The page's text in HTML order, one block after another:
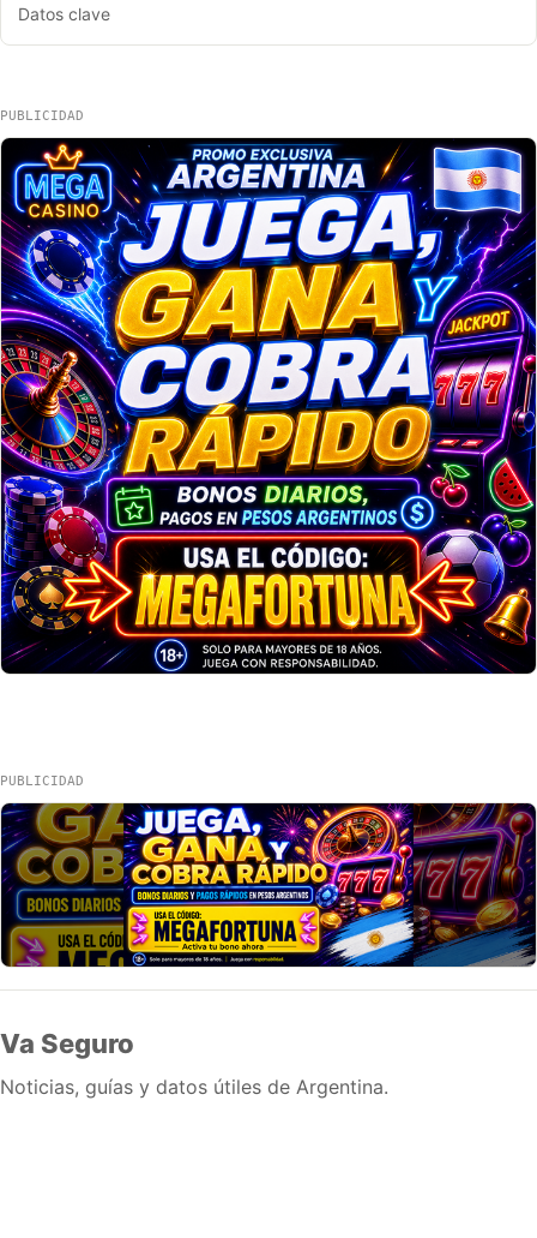
Datos clave
PUBLICIDAD
PUBLICIDAD
Va Seguro
Noticias, guías y datos útiles de Argentina.